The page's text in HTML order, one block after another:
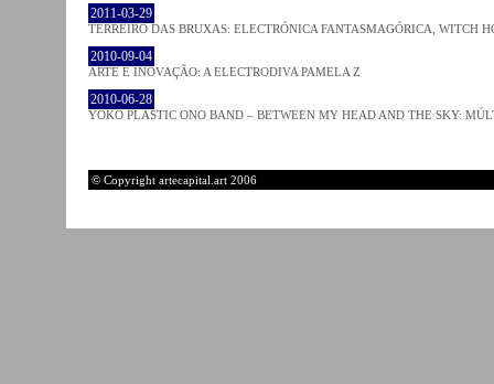
2011-03-29
TERREIRO DAS BRUXAS: ELECTRÓNICA FANTASMAGÓRICA, WITCH
2010-09-04
ARTE E INOVAÇÃO: A ELECTRODIVA PAMELA Z
2010-06-28
YOKO PLASTIC ONO BAND – BETWEEN MY HEAD AND THE SKY:
© Copyright artecapital.art 2006